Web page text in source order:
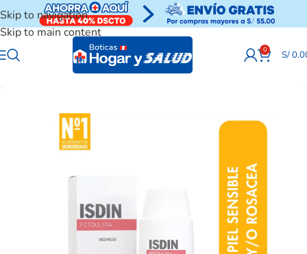
Skip to navigation
Skip to main content
0 S/